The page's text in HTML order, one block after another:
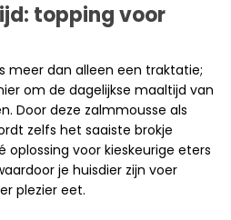
topping voor
meer dan alleen een traktatie;
om de dagelijkse maaltijd van
Door deze zalmmousse als
zelfs het saaiste brokje
oplossing voor kieskeurige eters
je huisdier zijn voer
plezier eet.